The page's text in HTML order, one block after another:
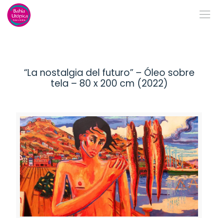
“La nostalgia del futuro” – Óleo sobre
tela – 80 x 200 cm (2022)